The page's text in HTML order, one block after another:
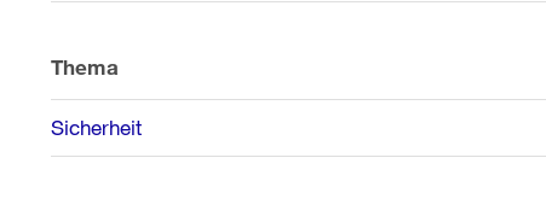
Thema
Sicherheit